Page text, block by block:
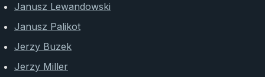
Janusz Lewandowski
Janusz Palikot
Jerzy Buzek
Jerzy Miller